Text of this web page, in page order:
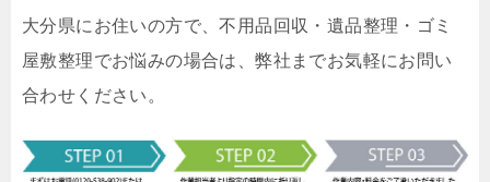
大分県にお住いの方で、不用品回収・遺品整理・ゴミ
屋敷整理でお悩みの場合は、弊社までお気軽にお問い
合わせください。